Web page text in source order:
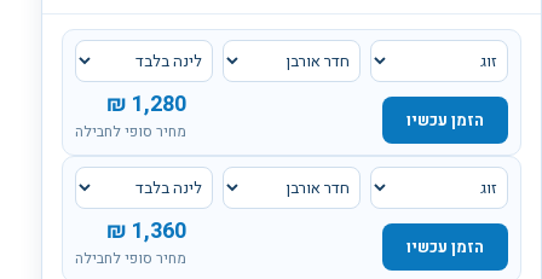
1,280
₪
מחיר סופי לחבילה
הזמן עכשיו
1,360
₪
מחיר סופי לחבילה
הזמן עכשיו